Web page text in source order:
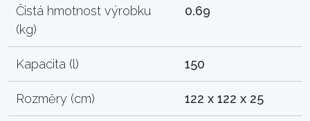
Čistá hmotnost výrobku
(kg)
0.69
Kapacita (l) 150
Rozměry (cm) 122 x 122 x 25